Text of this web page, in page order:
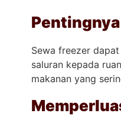
Sewa freezer
saluran kepada
makanan yang